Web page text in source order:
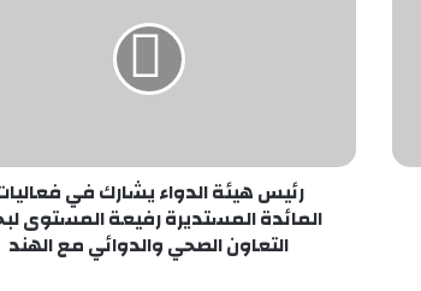
رئيس هيئة الدواء يشارك في
المائدة المستديرة رفيعة المستوى
التعاون الصحي والدوائي مع الهند